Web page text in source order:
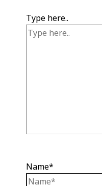
Type here..
Name*